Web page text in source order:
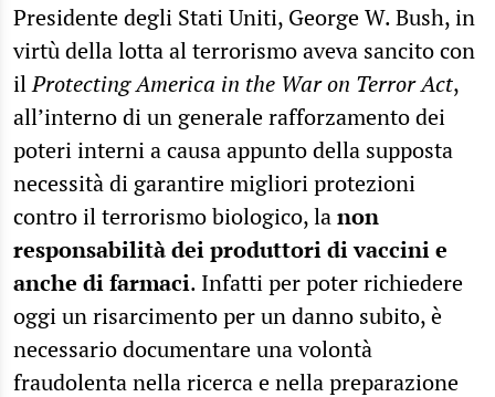
Presidente degli Stati Uniti, George W. Bush, in
virtù della lotta al terrorismo aveva sancito con
ilProtecting America in the War on Terror Act,
all’interno di un generale rafforzamento dei
poteri interni a causa appunto della supposta
necessità di garantire migliori protezioni
contro il terrorismo biologico, lanon
responsabilità dei produttori di vaccini e
anche di farmaci. Infatti per poter richiedere
oggi un risarcimento per un danno subito, è
necessario documentare una volontà
fraudolenta nella ricerca e nella preparazione